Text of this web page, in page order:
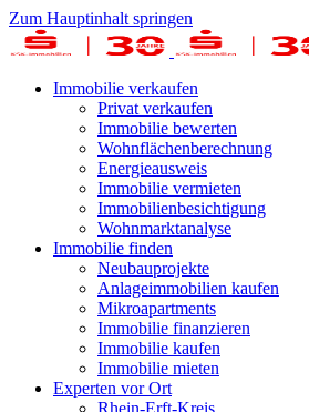
Zum Hauptinhalt springen
Immobilie verkaufen
Privat verkaufen
Immobilie bewerten
Wohnflächenberechnung
Energieausweis
Immobilie vermieten
Immobilienbesichtigung
Wohnmarktanalyse
Immobilie finden
Neubauprojekte
Anlageimmobilien kaufen
Mikroapartments
Immobilie finanzieren
Immobilie kaufen
Immobilie mieten
Experten vor Ort
Rhein-Erft-Kreis